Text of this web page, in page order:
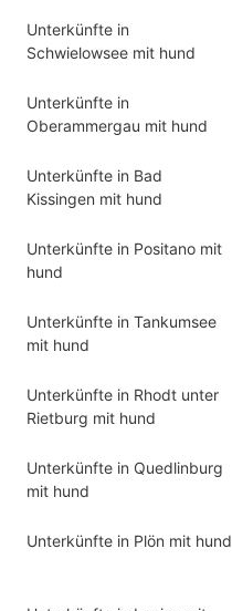
Unterkünfte in
Schwielowsee mit hund
Unterkünfte in
Oberammergau mit hund
Unterkünfte in Bad
Kissingen mit hund
Unterkünfte in Positano mit
hund
Unterkünfte in Tankumsee
mit hund
Unterkünfte in Rhodt unter
Rietburg mit hund
Unterkünfte in Quedlinburg
mit hund
Unterkünfte in Plön mit hund